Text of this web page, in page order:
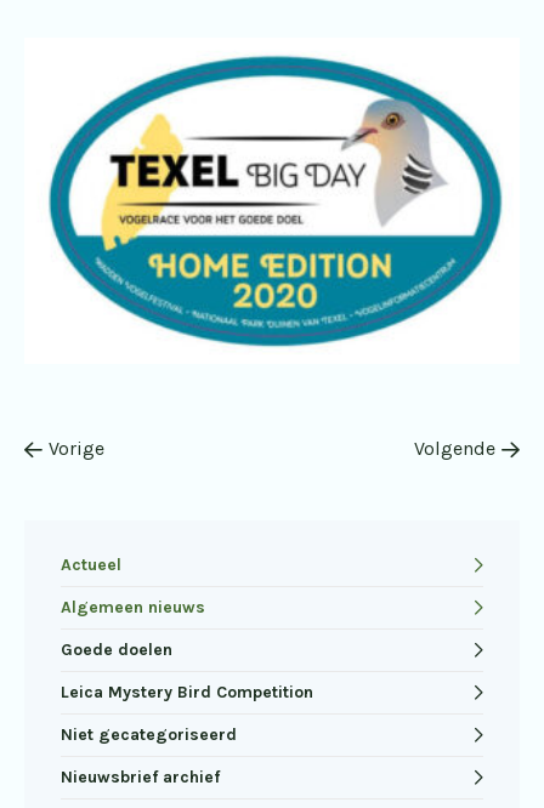
Actueel
Algemeen nieuws
Goede doelen
Leica Mystery Bird Competition
Niet gecategoriseerd
Nieuwsbrief archief
Vorige Volgende